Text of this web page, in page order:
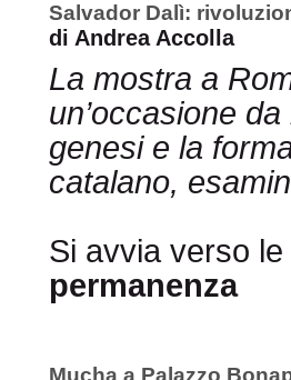
Salvador Dalì:
di Andrea Accolla
La mostra a
un’occasione
genesi e la
catalano,
Si avvia verso le
permanenza
Mucha a Palazzo